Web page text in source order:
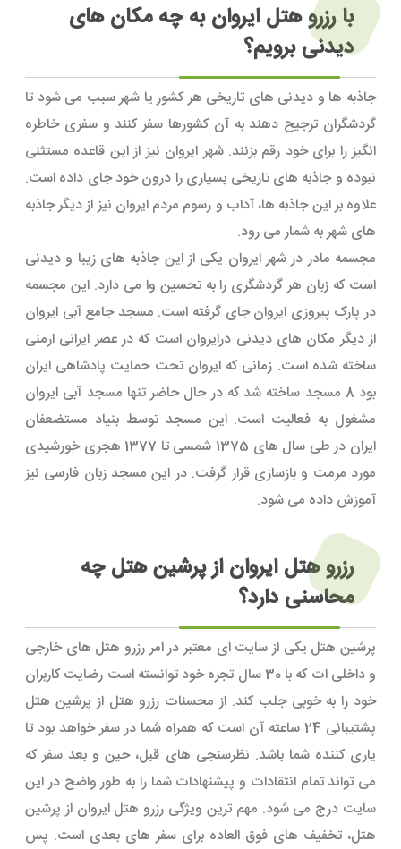
با رزرو هتل ایروان به چه مکان های
دیدنی برویم؟
جاذبه ها و دیدنی های تاریخی هر کشور یا شهر سبب می شود تا
گردشگران ترجیح دهند به آن کشورها سفر کنند و سفری خاطره
انگیز را برای خود رقم بزنند. شهر ایروان نیز از این قاعده مستثنی
نبوده و جاذبه های تاریخی بسیاری را درون خود جای داده است.
علاوه بر این جاذبه ها، آداب و رسوم مردم ایروان نیز از دیگر جاذبه
های شهر به شمار می رود.
مجسمه مادر در شهر ایروان یکی از این جاذبه های زیبا و دیدنی
است که زبان هر گردشگری را به تحسین وا می دارد. این مجسمه
در پارک پیروزی ایروان جای گرفته است. مسجد جامع آبی ایروان
از دیگر مکان های دیدنی درایروان است که در عصر ایرانی ارمنی
ساخته شده است. زمانی که ایروان تحت حمایت پادشاهی ایران
بود 8 مسجد ساخته شد که در حال حاضر تنها مسجد آبی ایروان
مشغول به فعالیت است. این مسجد توسط بنیاد مستضعفان
ایران در طی سال های 1375 شمسی تا 1377 هجری خورشیدی
مورد مرمت و بازسازی قرار گرفت. در این مسجد زبان فارسی نیز
آموزش داده می شود.
رزرو هتل ایروان از پرشین هتل چه
محاسنی دارد؟
پرشین هتل یکی از سایت ای معتبر در امر رزرو هتل های خارجی
و داخلی ات که با 30 سال تجره خود توانسته است رضایت کاربران
خود را به خوبی جلب کند. از محسنات رزرو هتل از پرشین هتل
پشتیبانی 24 ساعته آن است که همراه شما در سفر خواهد بود تا
یاری کننده شما باشد. نظرسنجی های قبل، حین و بعد سفر که
می تواند تمام انتقادات و پیشنهادات شما را به طور واضح در این
سایت درج می شود. مهم ترین ویژگی رزرو هتل ایروان از پرشین
هتل، تخفیف های فوق العاده برای سفر های بعدی است. پس